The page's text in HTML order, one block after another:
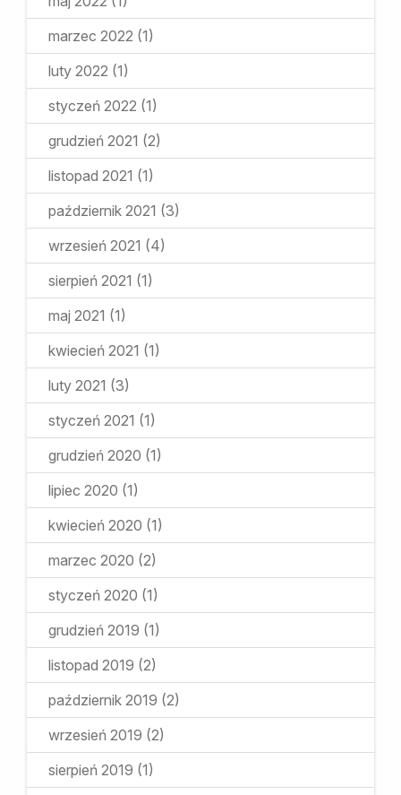
marzec 2022 (1)
luty 2022 (1)
styczeń 2022 (1)
grudzień 2021 (2)
listopad 2021 (1)
październik 2021 (3)
wrzesień 2021 (4)
sierpień 2021 (1)
maj 2021 (1)
kwiecień 2021 (1)
luty 2021 (3)
styczeń 2021 (1)
grudzień 2020 (1)
lipiec 2020 (1)
kwiecień 2020 (1)
marzec 2020 (2)
styczeń 2020 (1)
grudzień 2019 (1)
listopad 2019 (2)
październik 2019 (2)
wrzesień 2019 (2)
sierpień 2019 (1)